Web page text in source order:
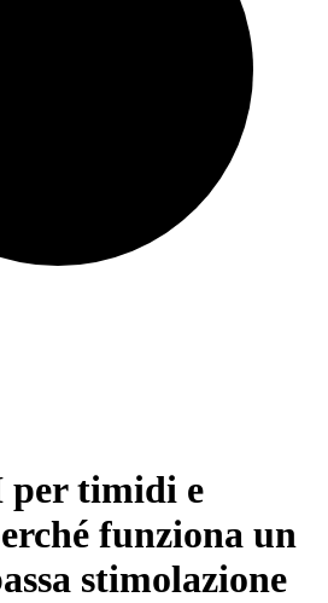
per timidi e
funziona un
stimolazione